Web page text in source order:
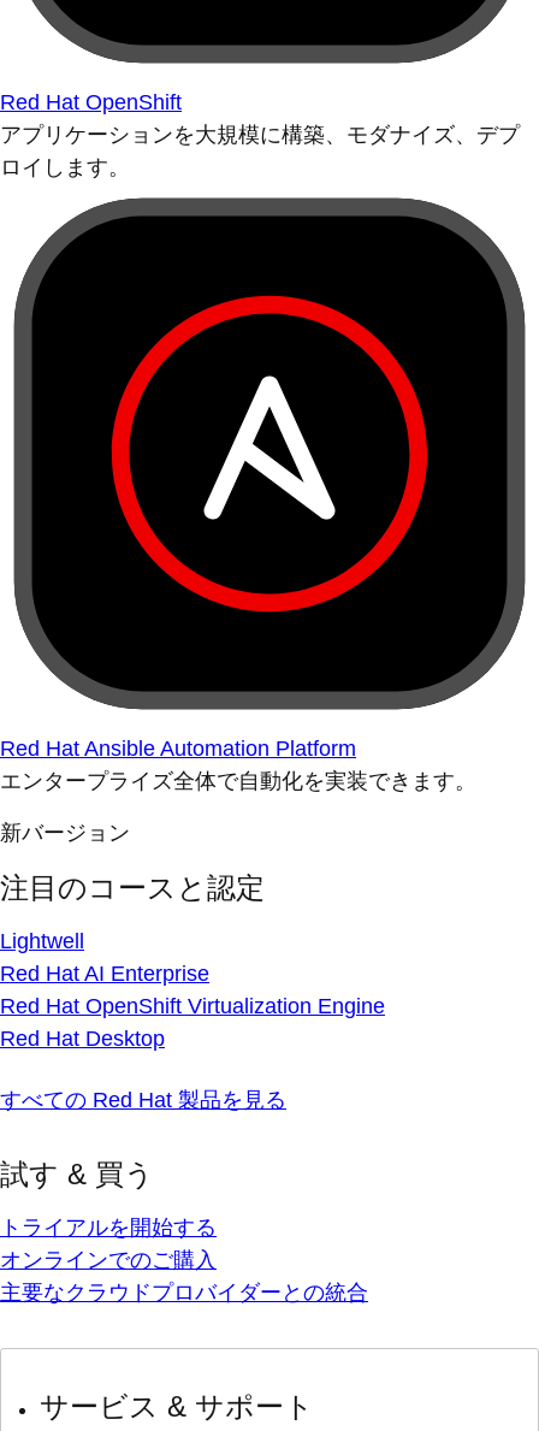
Red Hat OpenShift
アプリケーションを大規模に構築、モダナイズ、デプ
ロイします。
Red Hat Ansible Automation Platform
エンタープライズ全体で自動化を実装できます。
新バージョン
注目のコースと認定
Lightwell
Red Hat AI Enterprise
Red Hat OpenShift Virtualization Engine
Red Hat Desktop
すべての Red Hat 製品を見る
試す & 買う
トライアルを開始する
オンラインでのご購入
主要なクラウドプロバイダーとの統合
サービス & サポート